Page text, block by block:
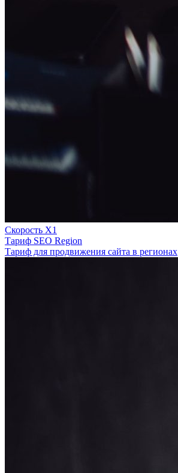
Скорость Х1
Тариф SEO Region
Тариф для продвижения сайта в регионах